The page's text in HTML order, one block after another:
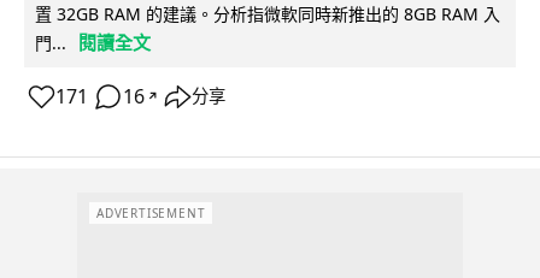
置 32GB RAM 的建議。分析指微軟同時新推出的 8GB RAM 入
門...
閱讀全文
171 16 ↗ 分享
ADVERTISEMENT